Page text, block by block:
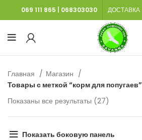
069 111 865 068303030 ДОСТАВКА
Главная
Магазин
Товары с меткой “корм для попугаев”
Показаны все результаты (27)
Показать боковую панель